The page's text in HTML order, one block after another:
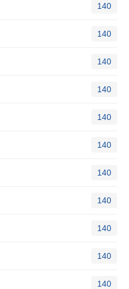
140
140
140
140
140
140
140
140
140
140
140